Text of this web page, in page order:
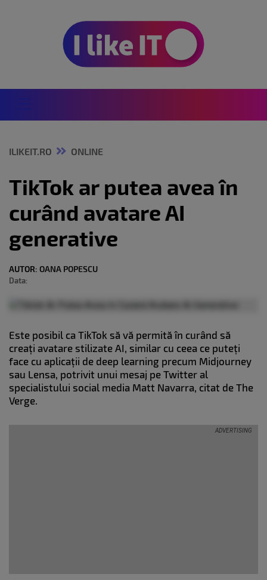
ILIKEIT.RO ONLINE
TikTok ar putea avea în
curând avatare AI
generative
AUTOR: OANA POPESCU
Data:
Este posibil ca TikTok să vă permită în curând să
creați avatare stilizate AI, similar cu ceea ce puteți
face cu aplicații de deep learning precum Midjourney
sau Lensa, potrivit unui mesaj pe Twitter al
specialistului social media Matt Navarra, citat de The
Verge.